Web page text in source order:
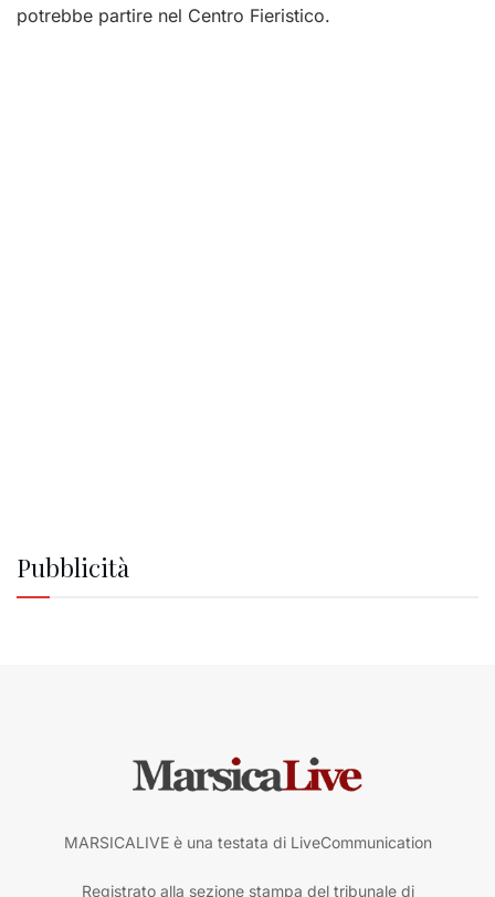
potrebbe partire nel Centro Fieristico.
Pubblicità
MARSICALIVE è una testata di LiveCommunication
Registrato alla sezione stampa del tribunale di